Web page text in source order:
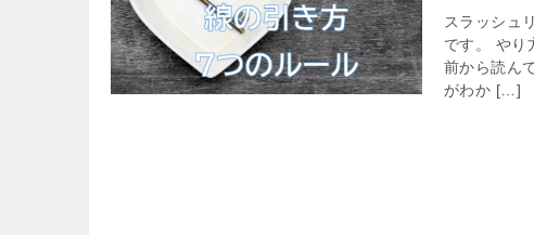
スラッシュ
です。 やり
前から読ん
がわか […]